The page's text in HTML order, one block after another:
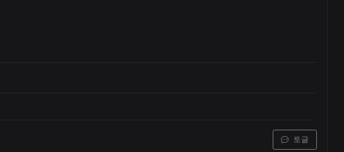
토글